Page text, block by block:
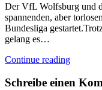
Der VfL Wolfsburg und
spannenden, aber
Bundesliga
gelang es…
Continue reading
Schreibe einen